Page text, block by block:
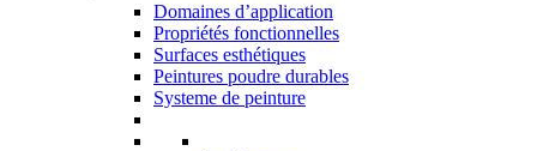
Domaines d’application
Propriétés fonctionnelles
Surfaces esthétiques
Peintures poudre durables
Systeme de peinture